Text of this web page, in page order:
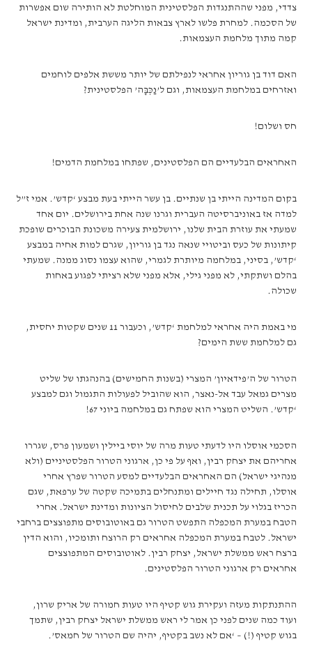
צדדי, מפני שההתנגדות הפלסטינית המוחלטת לא הותירה שום אפשרות
של הסכמה. למחרת פלשו לארץ צבאות הליגה הערבית, ומדינת ישראל
קמה מתוך מלחמת העצמאות.
האם דוד בן גוריון אחראי לנפילתם של יותר מששת אלפים לוחמים
ואזרחים במלחמת העצמאות, וגם ל’נַכְּבָּה’ הפלסטינית?
חס ושלום!
האחראים הבלעדיים הם הפלסטינים, שפתחו במלחמת הדמים!
בקום המדינה הייתי בן שנתיים. בן עשר הייתי בעת מבצע ‘קדש’. אמי ז”ל
למדה אז באוניברסיטה העברית וגרנו שנה אחת בירושלים. יום אחד
שמעתי את עוזרת הבית שלנו, ירושלמית צעירה משכונת הבוכרים שופכת
קיתונות של כעס וביטויי שנאה נגד בן גוריון, שגרם למות אחיה במבצע
‘קדש’, בסיני, במלחמה מיותרת לגמרי, שהוא עצמו נסוג ממנה. שמעתי
בהלם ושתקתי, לא מפני גילי, אלא מפני שלא רציתי לפגוע באחות
שכולה.
מי באמת היה אחראי למלחמת ‘קדש’, וכעבור 11 שנים שקטות יחסית,
גם למלחמת ששת הימים?
הטרור של ה’פידאיון’ המצרי (בשנות החמישים) בהנהגתו של שליט
מצרים גמאל עבד אל-נאצר, הוא שהוביל לפעולות התגמול וגם למבצע
‘קדש’. השליט המצרי הוא שפתח גם במלחמה ביוני 67!
הסכמי אוסלו היו לדעתי טעות מרה של יוסי ביילין ושמעון פרס, שגררו
אחריהם את יצחק רבין, ואף על פי כן, ארגוני הטרור הפלסטיניים (ולא
מנהיגי ישראל) הם האחראים הבלעדיים למסע הטרור שפרץ אחרי
אוסלו, תחילה נגד חיילים ומתנחלים בתמיכה שקטה של ערפאת, שגם
הכריז בגלוי על תכנית שלבים לחיסול הציונות ומדינת ישראל. אחרי
הטבח במערת המכפלה התפשט הטרור גם באוטובוסים מתפוצצים ברחבי
ישראל. לטבח במערת המכפלה אחראים רק הרוצח ותומכיו, והוא הדין
ברצח ראש ממשלת ישראל, יצחק רבין. לאוטובוסים המתפוצצים
אחראים רק ארגוני הטרור הפלסטינים.
ההתנתקות מעזה ועקירת גוש קטיף היו טעות חמורה של אריק שרון,
ועוד כמה שנים לפני כן אמר לי ראש ממשלת ישראל יצחק רבין, שתמך
בגוש קטיף (!) – ‘אם לא נשב בקטיף, יהיה שם הטרור של חמאס’.